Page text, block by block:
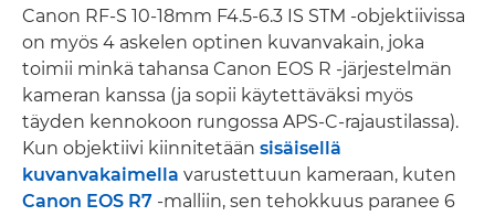
Canon RF-S 10-18mm F4.5-6.3 IS STM -objektiivissa
on myös 4 askelen optinen kuvanvakain, joka
toimii minkä tahansa Canon EOS R -järjestelmän
kameran kanssa (ja sopii käytettäväksi myös
täyden kennokoon rungossa APS-C-rajaustilassa).
Kun objektiivi kiinnitetään sisäisellä
kuvanvakaimella varustettuun kameraan, kuten
Canon EOS R7 -malliin, sen tehokkuus paranee 6